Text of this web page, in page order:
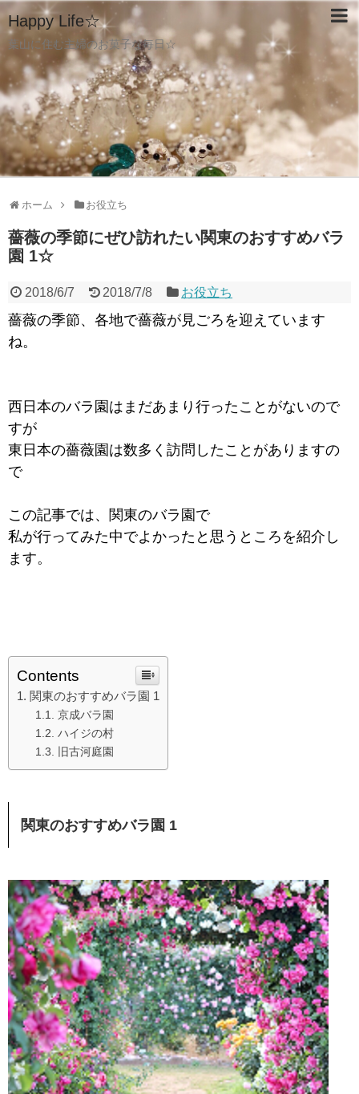
Happy Life☆
葉山に住む主婦のお菓子な毎日☆
ホーム お役立ち
薔薇の季節にぜひ訪れたい関東のおすすめバラ
園 1☆
2018/6/7 2018/7/8 お役立ち
薔薇の季節、各地で薔薇が見ごろを迎えています
ね。
西日本のバラ園はまだあまり行ったことがないので
すが
東日本の薔薇園は数多く訪問したことがありますの
で
この記事では、関東のバラ園で
私が行ってみた中でよかったと思うところを紹介し
ます。
Contents
関東のおすすめバラ園 1
京成バラ園
ハイジの村
旧古河庭園
関東のおすすめバラ園 1